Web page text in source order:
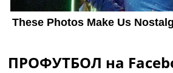
ПРОФУТБОЛ на